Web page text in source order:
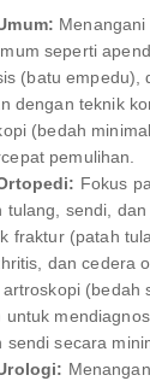
seperti
(batu empedu),
dengan teknik
(bedah
pemulihan.
Fokus
tulang, sendi, dan
fraktur (patah
dan cedera
artroskopi (bedah
untuk
sendi secara